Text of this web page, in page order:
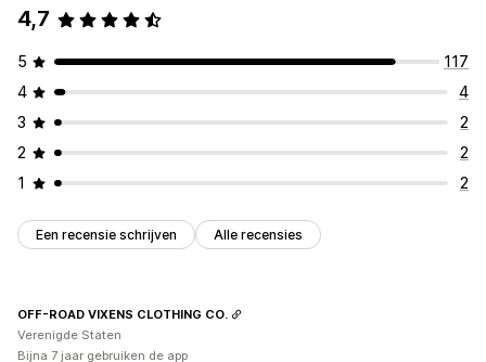
4,7
5
117
4
4
3
2
2
2
1
2
Een recensie schrijven Alle recensies
OFF-ROAD VIXENS CLOTHING CO.
Verenigde Staten
Bijna 7 jaar gebruiken de app